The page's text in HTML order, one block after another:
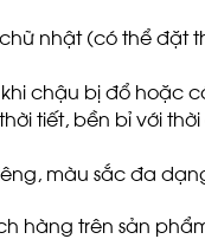
nhật (có thể
chậu bị đổ hoặc
tiết, bền bỉ với
màu sắc đa
hàng trên sản